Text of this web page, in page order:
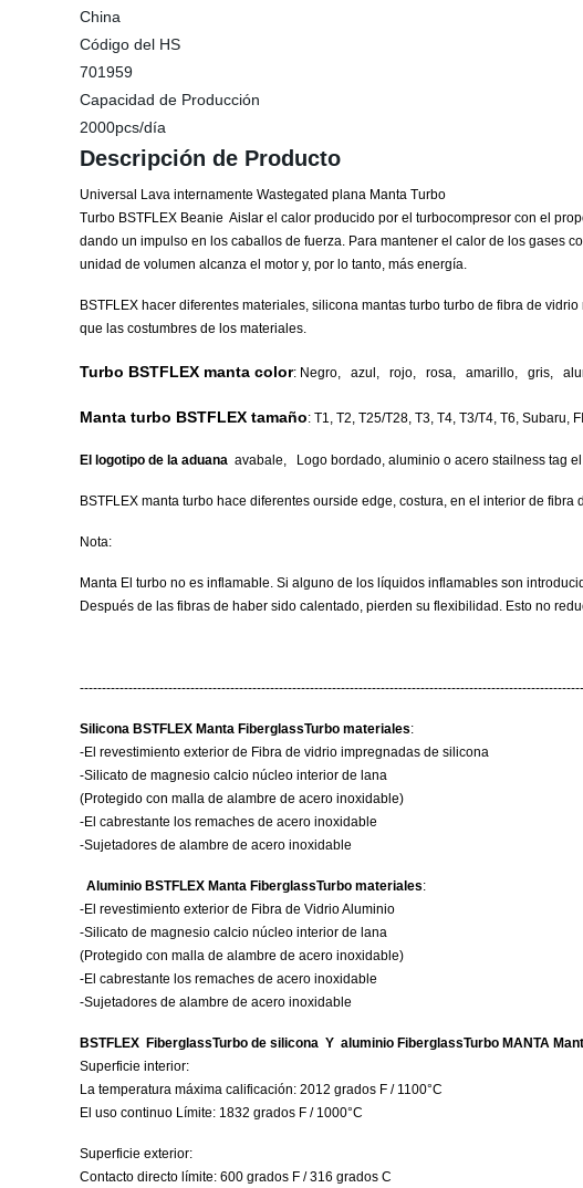
China
Código del HS
701959
Capacidad de Producción
2000pcs/día
Descripción de Producto
Universal Lava internamente Wastegated plana Manta Turbo
Turbo BSTFLEX Beanie Aislar el calor producido por el turbocompresor con el
dando un impulso en los caballos de fuerza. Para mantener el calor de los gases
unidad de volumen alcanza el motor y, por lo tanto, más energía.
BSTFLEX hacer diferentes materiales, silicona mantas turbo turbo de fibra de
que las costumbres de los materiales.
Turbo BSTFLEX manta color: Negro, azul , rojo, rosa, amarillo, gris,
Manta turbo BSTFLEX tamaño: T1, T2, T25/T28, T3, T4, T3/T4, T6, Subaru,
El logotipo de la aduana avabale, Logo bordado, aluminio o acero stailness tag
BSTFLEX manta turbo hace diferentes ourside edge, costura, en el interior de fibra
Nota:
Manta El turbo no es inflamable. Si alguno de los líquidos inflamables son
Después de las fibras de haber sido calentado, pierden su flexibilidad. Esto no
Silicona BSTFLEX Manta FiberglassTurbo materiales:
-El revestimiento exterior de Fibra de vidrio impregnadas de silicona
-Silicato de magnesio calcio núcleo interior de lana
(Protegido con malla de alambre de acero inoxidable)
-El cabrestante los remaches de acero inoxidable
-Sujetadores de alambre de acero inoxidable
Aluminio BSTFLEX Manta FiberglassTurbo materiales:
-El revestimiento exterior de Fibra de Vidrio Aluminio
-Silicato de magnesio calcio núcleo interior de lana
(Protegido con malla de alambre de acero inoxidable)
-El cabrestante los remaches de acero inoxidable
-Sujetadores de alambre de acero inoxidable
BSTFLEX FiberglassTurbo de silicona Y aluminio FiberglassTurbo MANTA
Superficie interior:
La temperatura máxima calificación: 2012 grados F / 1100°C
El uso continuo Límite: 1832 grados F / 1000°C
Superficie exterior:
Contacto directo límite: 600 grados F / 316 grados C